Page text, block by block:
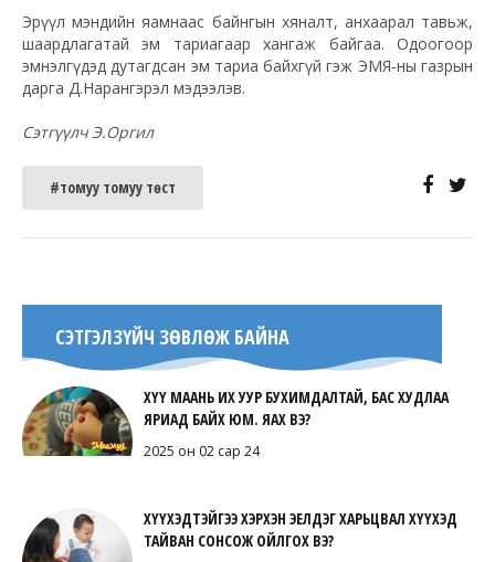
Эрүүл мэндийн яамнаас байнгын хяналт, анхаарал тавьж,
шаардлагатай эм тариагаар хангаж байгаа. Одоогоор
эмнэлгүдэд дутагдсан эм тариа байхгүй гэж ЭМЯ-ны газрын
дарга Д.Нарангэрэл мэдээлэв.
Сэтгүүлч Э.Оргил
#томуу томуу төст
СЭТГЭЛЗҮЙЧ ЗӨВЛӨЖ БАЙНА
ХҮҮ МААНЬ ИХ УУР БУХИМДАЛТАЙ, БАС ХУДЛАА
ЯРИАД БАЙХ ЮМ. ЯАХ ВЭ?
2025 он 02 сар 24
ХҮҮХЭДТЭЙГЭЭ ХЭРХЭН ЭЕЛДЭГ ХАРЬЦВАЛ ХҮҮХЭД
ТАЙВАН СОНСОЖ ОЙЛГОХ ВЭ?